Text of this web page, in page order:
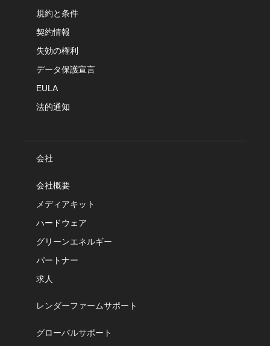
規約と条件
契約情報
失効の権利
データ保護宣言
EULA
法的通知
会社
会社概要
メディアキット
ハードウェア
グリーンエネルギー
パートナー
求人
レンダーファームサポート
グローバルサポート